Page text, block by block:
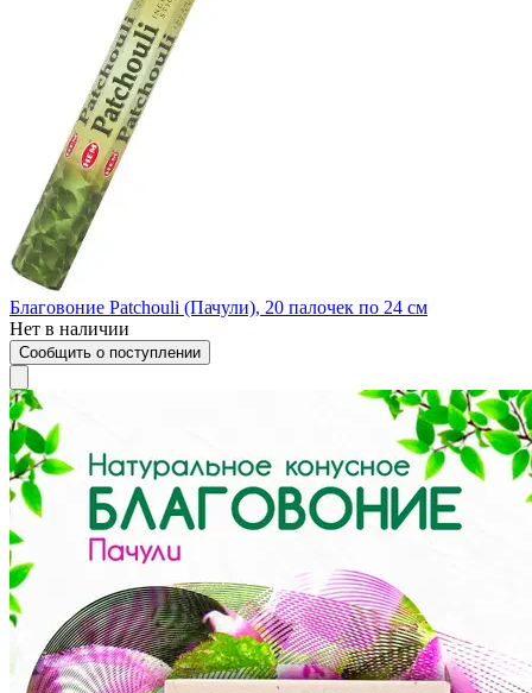
Благовоние Patchouli (Пачули), 20 палочек по 24 см
Нет в наличии
Сообщить о поступлении